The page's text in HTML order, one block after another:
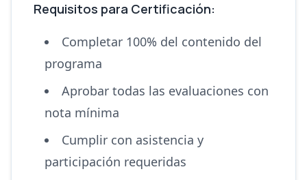
Requisitos para Certificación:
Completar 100% del contenido del
programa
Aprobar todas las evaluaciones con
nota mínima
Cumplir con asistencia y
participación requeridas